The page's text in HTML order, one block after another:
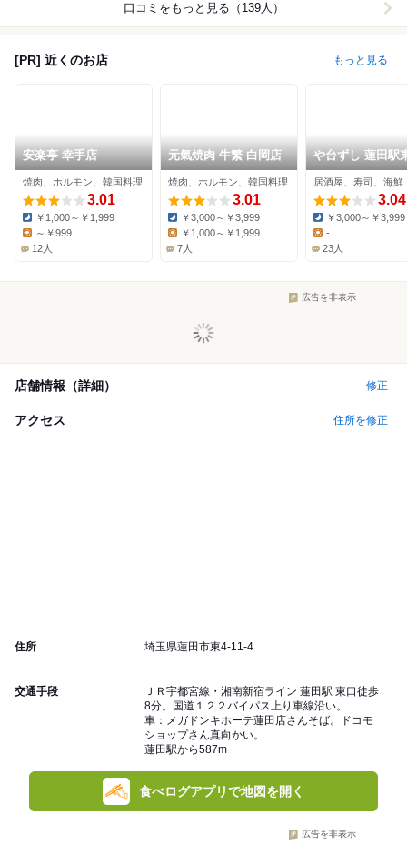
口コミをもっと見る（139人）
[PR] 近くのお店 もっと見る
安楽亭 幸手店
焼肉、ホルモン、韓国料理
3.01
Dinner:
￥1,000～￥1,999
Lunch:
～￥999
12人
元氣焼肉 牛繁 白岡店
焼肉、ホルモン、韓国料理
3.01
Dinner:
￥3,000～￥3,999
Lunch:
￥1,000～￥1,999
7人
や台ずし 蓮田駅
町
居酒屋、寿司、海鮮
3.04
Dinner:
￥3,000～￥3,999
Lunch:
-
23人
広告を非表示
店舗情報（詳細） 修正
アクセス 住所を修正
住所 埼玉県蓮田市東4-11-4
交通手段
ＪＲ宇都宮線・湘南新宿ライン 蓮田駅 東口徒歩
8分。国道１２２バイパス上り車線沿い。
車：メガドンキホーテ蓮田店さんそば。ドコモ
ショップさん真向かい。
蓮田駅から587m
食べログアプリで地図を開く
広告を非表示